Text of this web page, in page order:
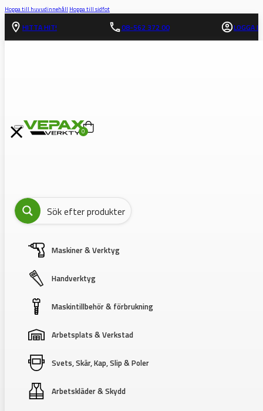
Hoppa till huvudinnehåll Hoppa till sidfot
HITTA HIT! 08-562 372 00 LOGGA IN
0
Maskiner & Verktyg
Handverktyg
Maskintillbehör & förbrukning
Arbetsplats & Verkstad
Svets, Skär, Kap, Slip & Poler
Arbetskläder & Skydd